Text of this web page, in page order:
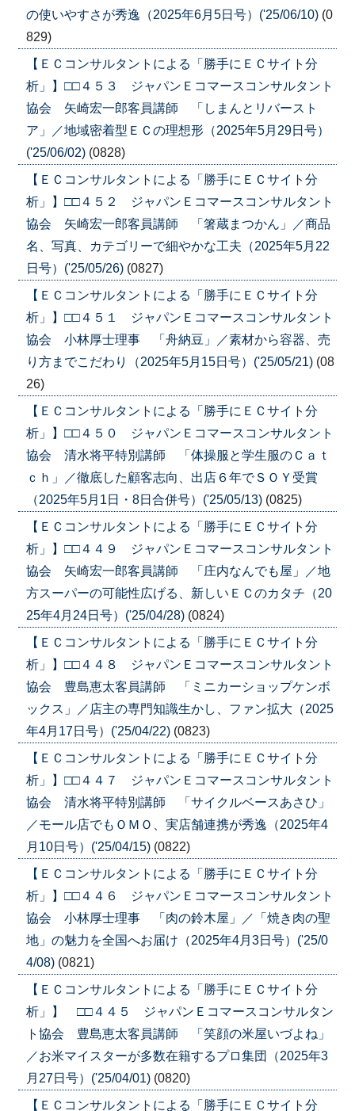
の使いやすさが秀逸（2025年6月5日号）('25/06/10) (0
829)
【ＥＣコンサルタントによる「勝手にＥＣサイト分
析」】□□４５３ ジャパンＥコマースコンサルタント
協会 矢崎宏一郎客員講師 「しまんとリバースト
ア」／地域密着型ＥＣの理想形（2025年5月29日号）
('25/06/02) (0828)
【ＥＣコンサルタントによる「勝手にＥＣサイト分
析」】□□４５２ ジャパンＥコマースコンサルタント
協会 矢崎宏一郎客員講師 「箸蔵まつかん」／商品
名、写真、カテゴリーで細やかな工夫（2025年5月22
日号）('25/05/26) (0827)
【ＥＣコンサルタントによる「勝手にＥＣサイト分
析」】□□４５１ ジャパンＥコマースコンサルタント
協会 小林厚士理事 「舟納豆」／素材から容器、売
り方までこだわり（2025年5月15日号）('25/05/21) (08
26)
【ＥＣコンサルタントによる「勝手にＥＣサイト分
析」】□□４５０ ジャパンＥコマースコンサルタント
協会 清水将平特別講師 「体操服と学生服のＣａｔ
ｃｈ」／徹底した顧客志向、出店６年でＳＯＹ受賞
（2025年5月1日・8日合併号）('25/05/13) (0825)
【ＥＣコンサルタントによる「勝手にＥＣサイト分
析」】□□４４９ ジャパンＥコマースコンサルタント
協会 矢崎宏一郎客員講師 「庄内なんでも屋」／地
方スーパーの可能性広げる、新しいＥＣのカタチ（20
25年4月24日号）('25/04/28) (0824)
【ＥＣコンサルタントによる「勝手にＥＣサイト分
析」】□□４４８ ジャパンＥコマースコンサルタント
協会 豊島恵太客員講師 「ミニカーショップケンボ
ックス」／店主の専門知識生かし、ファン拡大（2025
年4月17日号）('25/04/22) (0823)
【ＥＣコンサルタントによる「勝手にＥＣサイト分
析」】□□４４７ ジャパンＥコマースコンサルタント
協会 清水将平特別講師 「サイクルベースあさひ」
／モール店でもＯＭＯ、実店舗連携が秀逸（2025年4
月10日号）('25/04/15) (0822)
【ＥＣコンサルタントによる「勝手にＥＣサイト分
析」】□□４４６ ジャパンＥコマースコンサルタント
協会 小林厚士理事 「肉の鈴木屋」／「焼き肉の聖
地」の魅力を全国へお届け（2025年4月3日号）('25/0
4/08) (0821)
【ＥＣコンサルタントによる「勝手にＥＣサイト分
析」】 □□４４５ ジャパンＥコマースコンサルタン
ト協会 豊島恵太客員講師 「笑顔の米屋いづよね」
／お米マイスターが多数在籍するプロ集団（2025年3
月27日号）('25/04/01) (0820)
【ＥＣコンサルタントによる「勝手にＥＣサイト分